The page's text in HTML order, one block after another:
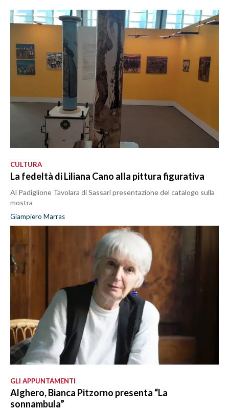
CULTURA
La fedeltà di Liliana Cano alla pittura figurativa
Al Padiglione Tavolara di Sassari presentazione del catalogo sulla
mostra
Giampiero Marras
GLI APPUNTAMENTI
Alghero, Bianca Pitzorno presenta “La
sonnambula”